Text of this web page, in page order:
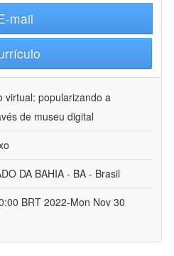
mail
virtual: popularizando a
de museu digital
DA BAHIA - BA - Brasil
BRT 2022-Mon Nov 30